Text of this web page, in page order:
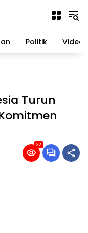
Politik Video
Turun
32